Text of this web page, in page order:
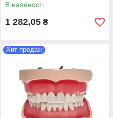
В наявності
1 282,05 ₴
Хит продаж